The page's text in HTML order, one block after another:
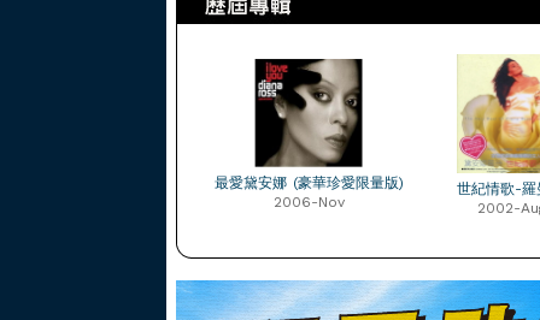
最愛黛安娜 (豪華珍愛限量版)
2006-Nov
世紀情歌-羅
2002-